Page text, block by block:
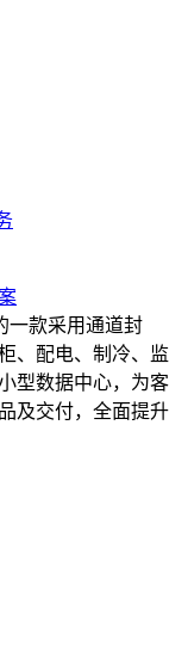
一款采用通道封
、配电、制冷、监
型数据中心，为客
及交付，全面提升